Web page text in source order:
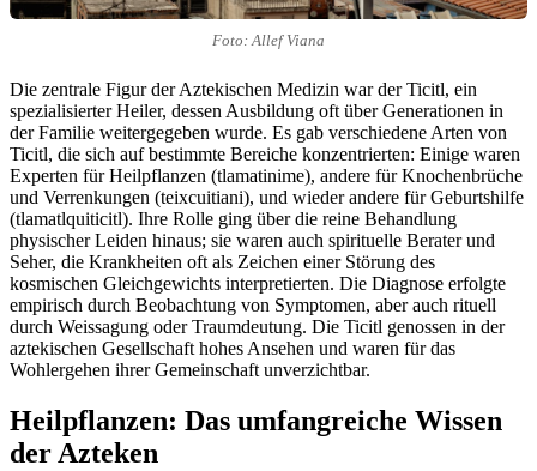
Foto: Allef Viana
Die zentrale Figur der Aztekischen Medizin war der Ticitl, ein
spezialisierter Heiler, dessen Ausbildung oft über Generationen in
der Familie weitergegeben wurde. Es gab verschiedene Arten von
Ticitl, die sich auf bestimmte Bereiche konzentrierten: Einige waren
Experten für Heilpflanzen (tlamatinime), andere für Knochenbrüche
und Verrenkungen (teixcuitiani), und wieder andere für Geburtshilfe
(tlamatlquiticitl). Ihre Rolle ging über die reine Behandlung
physischer Leiden hinaus; sie waren auch spirituelle Berater und
Seher, die Krankheiten oft als Zeichen einer Störung des
kosmischen Gleichgewichts interpretierten. Die Diagnose erfolgte
empirisch durch Beobachtung von Symptomen, aber auch rituell
durch Weissagung oder Traumdeutung. Die Ticitl genossen in der
aztekischen Gesellschaft hohes Ansehen und waren für das
Wohlergehen ihrer Gemeinschaft unverzichtbar.
Heilpflanzen: Das umfangreiche Wissen
der Azteken